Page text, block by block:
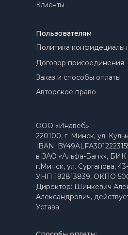
ООО «Инавеб»
220100, г. Минск, ул.
IBAN:
в ЗАО «Альфа-Банк», БИК
г.Минск, ул. Сурганова,
УНП 192813839, ОКПО
Директор: Шинкевич
Александрович,
Устава
Пользователям
Клиенты
Политика
Договор присоединения
Заказ и способы оплаты
Авторское право